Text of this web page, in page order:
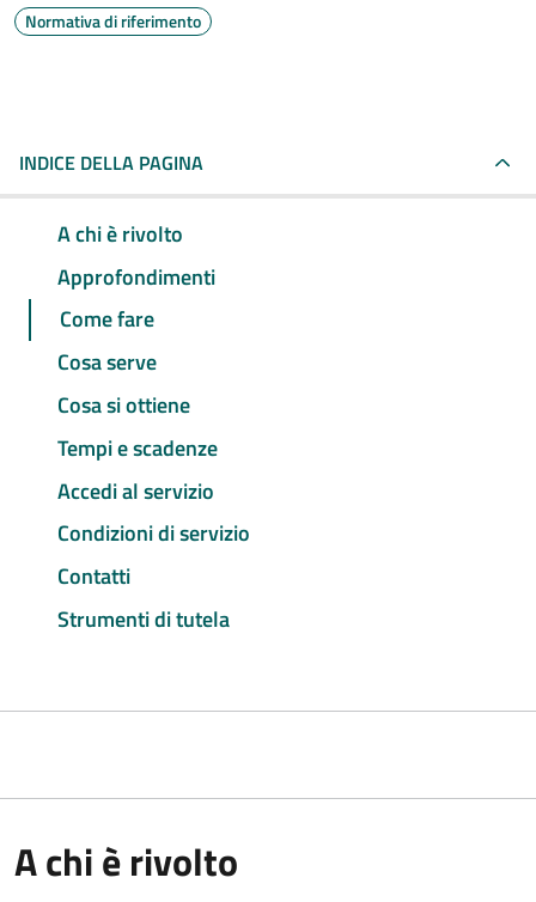
Normativa di riferimento
INDICE DELLA PAGINA
A chi è rivolto
Approfondimenti
Come fare
Cosa serve
Cosa si ottiene
Tempi e scadenze
Accedi al servizio
Condizioni di servizio
Contatti
Strumenti di tutela
A chi è rivolto